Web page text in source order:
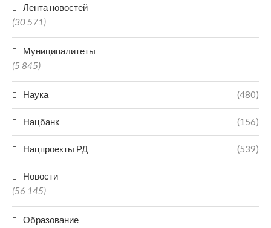
Лента новостей
(30 571)
Муниципалитеты
(5 845)
Наука (480)
Нацбанк (156)
Нацпроекты РД (539)
Новости
(56 145)
Образование